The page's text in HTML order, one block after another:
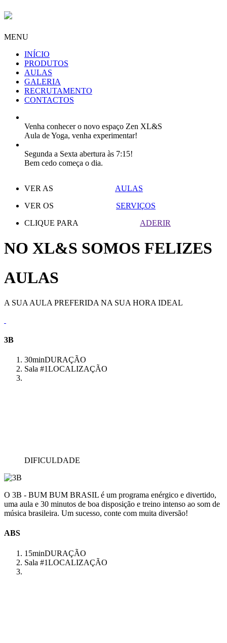
MENU
INÍCIO
PRODUTOS
AULAS
GALERIA
RECRUTAMENTO
CONTACTOS
Venha conhecer o novo espaço Zen XL&S
Aula de Yoga, venha experimentar!
Segunda a Sexta abertura às 7:15!
Bem cedo começa o dia.
VER AS
AULAS
VER OS
SERVIÇOS
CLIQUE PARA
ADERIR
NO XL&S SOMOS FELIZES
AULAS
A SUA AULA PREFERIDA NA SUA HORA IDEAL
3B
30minDURAÇÃO
Sala #1LOCALIZAÇÃO
DIFICULDADE
O 3B - BUM BUM BRASIL é um programa enérgico e divertido,
uma aula e 30 minutos de boa disposição e treino intenso ao som de
música brasileira. Um sucesso, conte com muita diversão!
ABS
15minDURAÇÃO
Sala #1LOCALIZAÇÃO